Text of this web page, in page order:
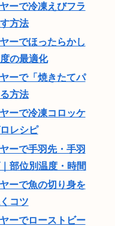
ーで冷凍えびフラ
方法
ーでほったらかし
の最適化
ーで「焼きたてパ
方法
ーで冷凍コロッケ
レシピ
ーで手羽先・手羽
部位別温度・時間
ーで魚の切り身を
コツ
ーでローストビー